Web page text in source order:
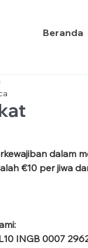
Beranda
dalam
€10 per jiwa
INGB 0007